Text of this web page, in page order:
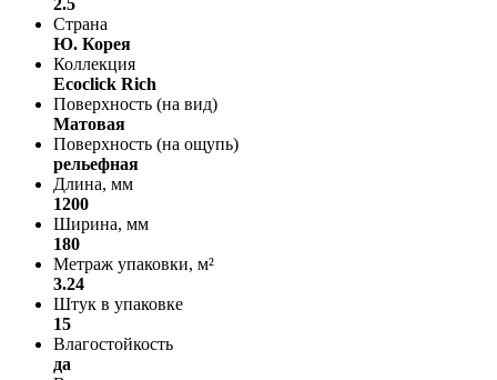
Страна
Ю. Корея
Коллекция
Ecoclick Rich
Поверхность (на вид)
Матовая
Поверхность (на ощупь)
рельефная
Длина, мм
1200
Ширина, мм
180
Метраж упаковки, м²
3.24
Штук в упаковке
15
Влагостойкость
да